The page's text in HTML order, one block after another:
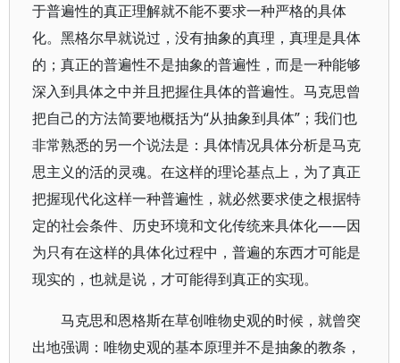
于普遍性的真正理解就不能不要求一种严格的具体
化。黑格尔早就说过，没有抽象的真理，真理是具体
的；真正的普遍性不是抽象的普遍性，而是一种能够
深入到具体之中并且把握住具体的普遍性。马克思曾
把自己的方法简要地概括为“从抽象到具体”；我们也
非常熟悉的另一个说法是：具体情况具体分析是马克
思主义的活的灵魂。在这样的理论基点上，为了真正
把握现代化这样一种普遍性，就必然要求使之根据特
定的社会条件、历史环境和文化传统来具体化——因
为只有在这样的具体化过程中，普遍的东西才可能是
现实的，也就是说，才可能得到真正的实现。
马克思和恩格斯在草创唯物史观的时候，就曾突
出地强调：唯物史观的基本原理并不是抽象的教条，